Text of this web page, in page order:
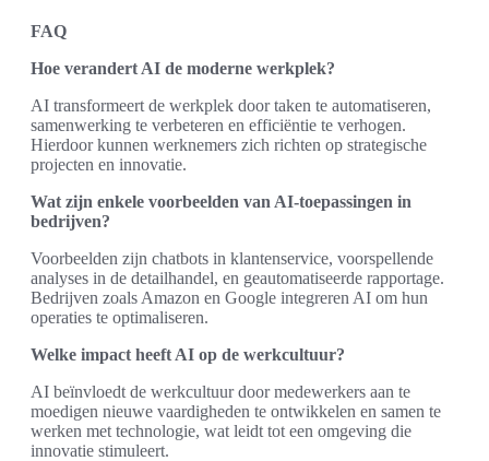
FAQ
Hoe verandert AI de moderne werkplek?
AI transformeert de werkplek door taken te automatiseren,
samenwerking te verbeteren en efficiëntie te verhogen.
Hierdoor kunnen werknemers zich richten op strategische
projecten en innovatie.
Wat zijn enkele voorbeelden van AI-toepassingen in
bedrijven?
Voorbeelden zijn chatbots in klantenservice, voorspellende
analyses in de detailhandel, en geautomatiseerde rapportage.
Bedrijven zoals Amazon en Google integreren AI om hun
operaties te optimaliseren.
Welke impact heeft AI op de werkcultuur?
AI beïnvloedt de werkcultuur door medewerkers aan te
moedigen nieuwe vaardigheden te ontwikkelen en samen te
werken met technologie, wat leidt tot een omgeving die
innovatie stimuleert.